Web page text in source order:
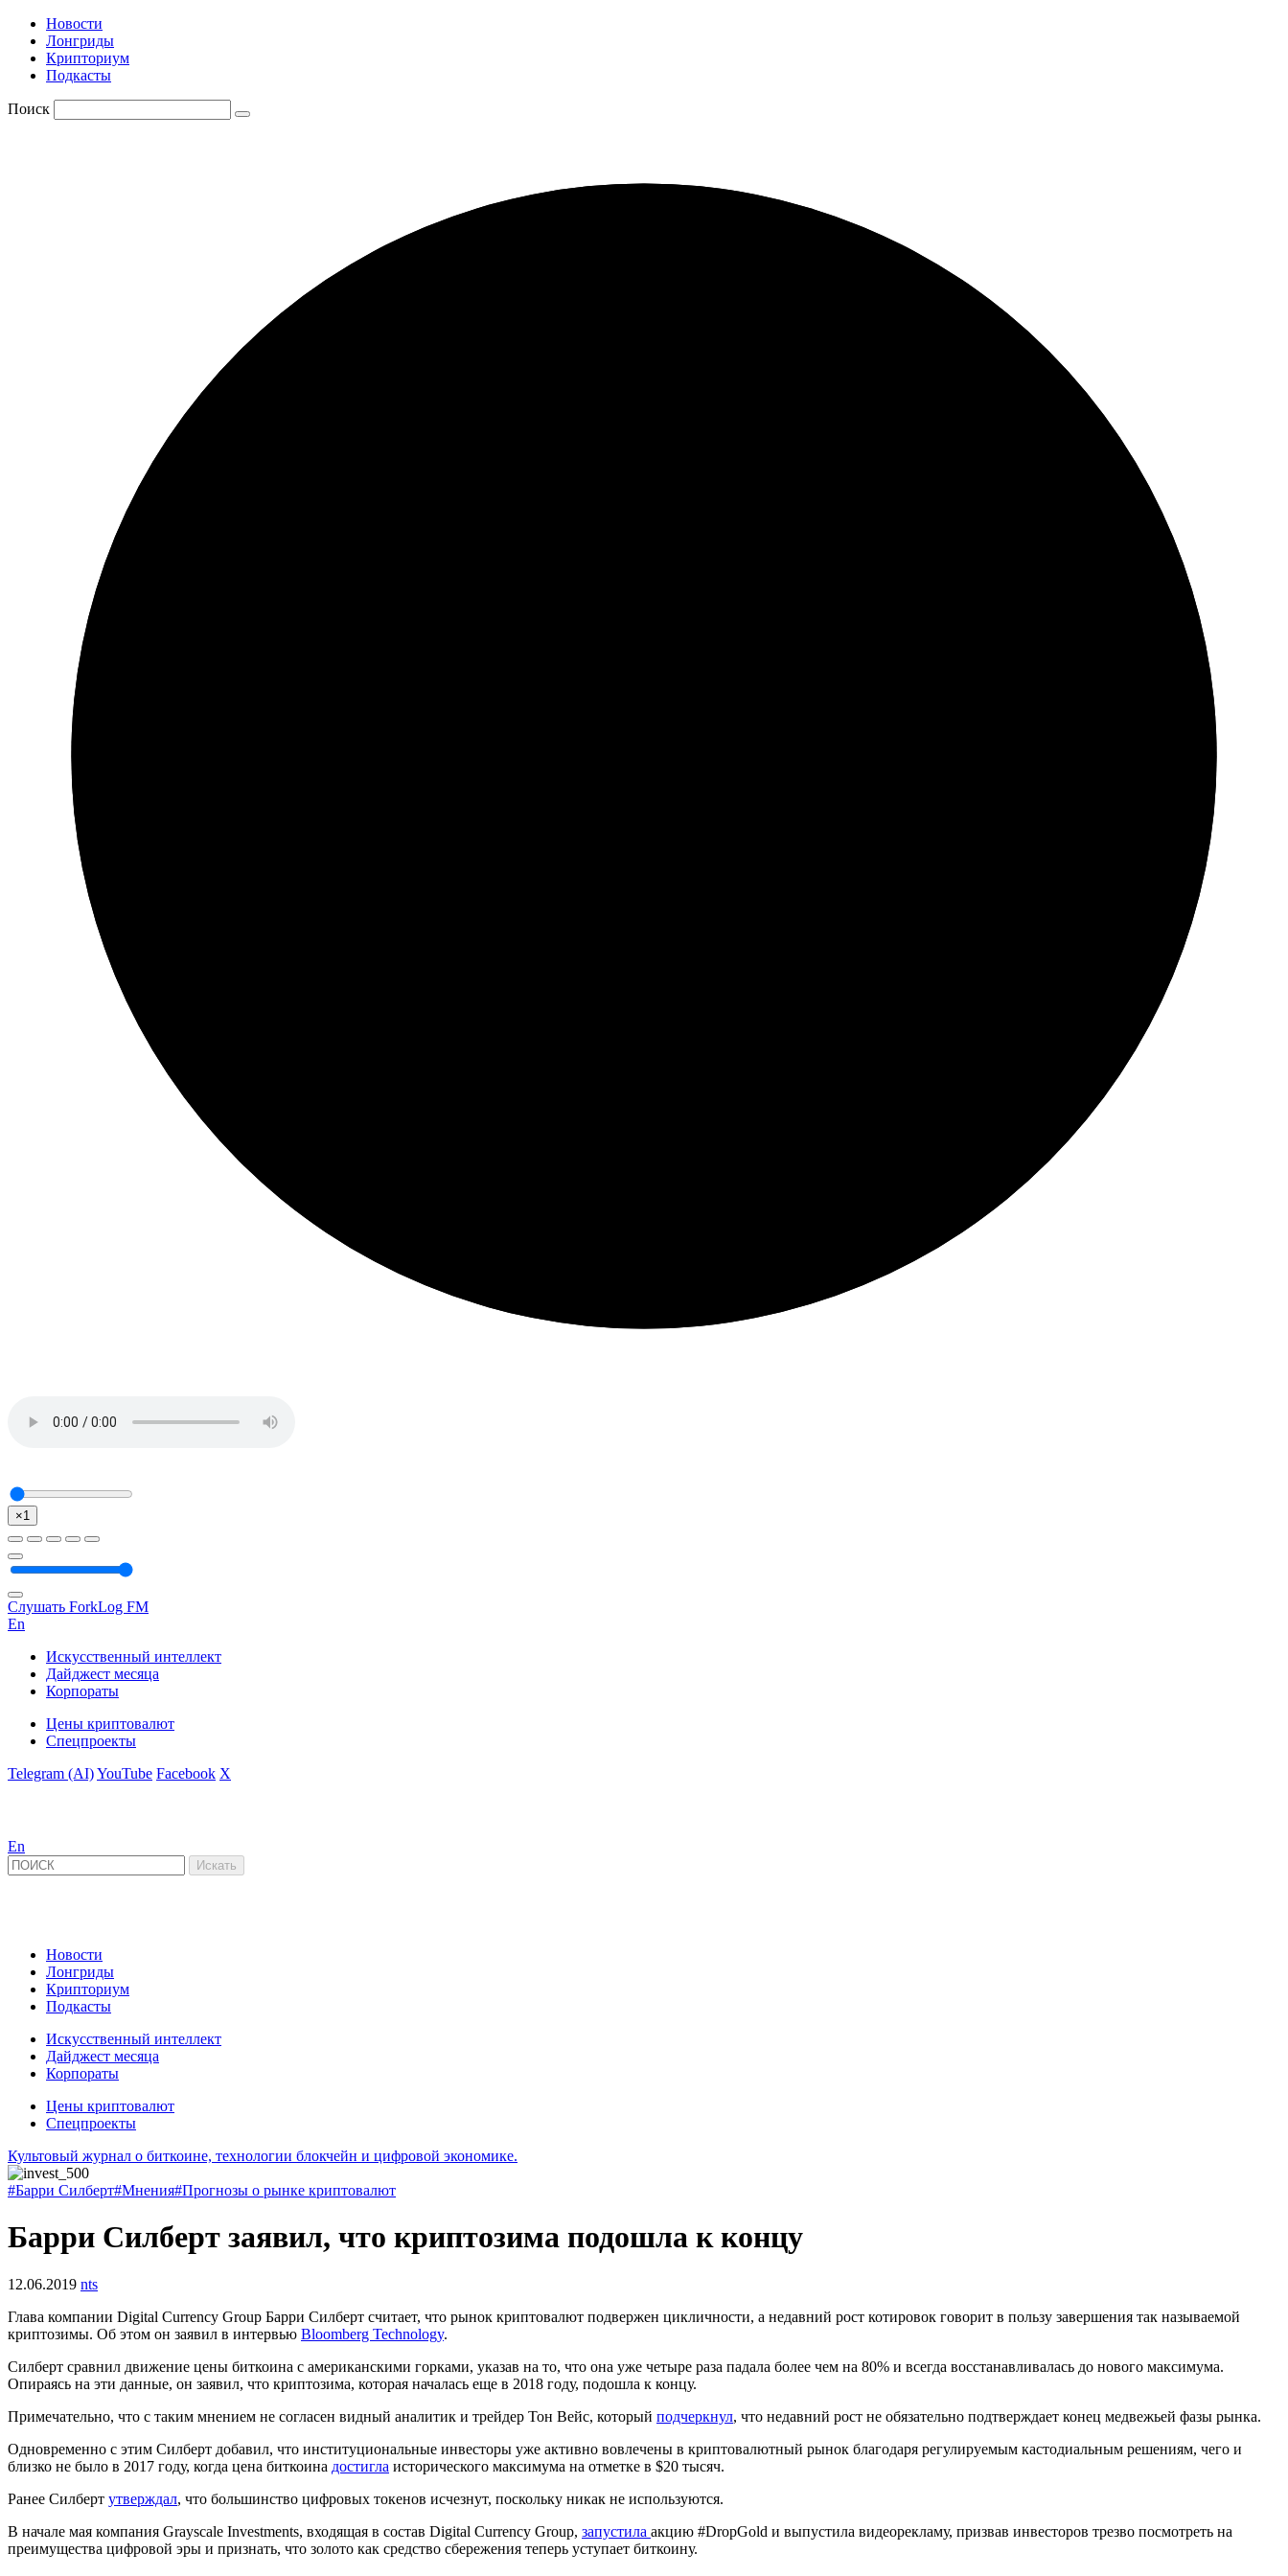
Новости
Лонгриды
Крипториум
Подкасты
Поиск
×1
Слушать ForkLog FM
En
Искусственный интеллект
Дайджест месяца
Корпораты
Цены криптовалют
Спецпроекты
Telegram (AI)YouTube Facebook X
En
Новости
Лонгриды
Крипториум
Подкасты
Искусственный интеллект
Дайджест месяца
Корпораты
Цены криптовалют
Спецпроекты
Культовый журнал о биткоине, технологии блокчейн и цифровой экономике.
#Барри Силберт#Мнения#Прогнозы о рынке криптовалют
Барри Силберт заявил, что криптозима подошла к концу
12.06.2019 nts
Глава компании Digital Currency Group Барри Силберт считает, что рынок криптовалют подвержен цикличности, а недавний рост котировок говорит в пользу завершения так называемой
криптозимы. Об этом он заявил в интервью Bloomberg Technology.
Силберт сравнил движение цены биткоина с американскими горками, указав на то, что она уже четыре раза падала более чем на 80% и всегда восстанавливалась до нового максимума.
Опираясь на эти данные, он заявил, что криптозима, которая началась еще в 2018 году, подошла к концу.
Примечательно, что с таким мнением не согласен видный аналитик и трейдер Тон Вейс, который подчеркнул, что недавний рост не обязательно подтверждает конец медвежьей фазы рынка.
Одновременно с этим Силберт добавил, что институциональные инвесторы уже активно вовлечены в криптовалютный рынок благодаря регулируемым кастодиальным решениям, чего и
близко не было в 2017 году, когда цена биткоина достигла исторического максимума на отметке в $20 тысяч.
Ранее Силберт утверждал, что большинство цифровых токенов исчезнут, поскольку никак не используются.
В начале мая компания Grayscale Investments, входящая в состав Digital Currency Group, запустила акцию #DropGold и выпустила видеорекламу, призвав инвесторов трезво посмотреть на
преимущества цифровой эры и признать, что золото как средство сбережения теперь уступает биткоину.